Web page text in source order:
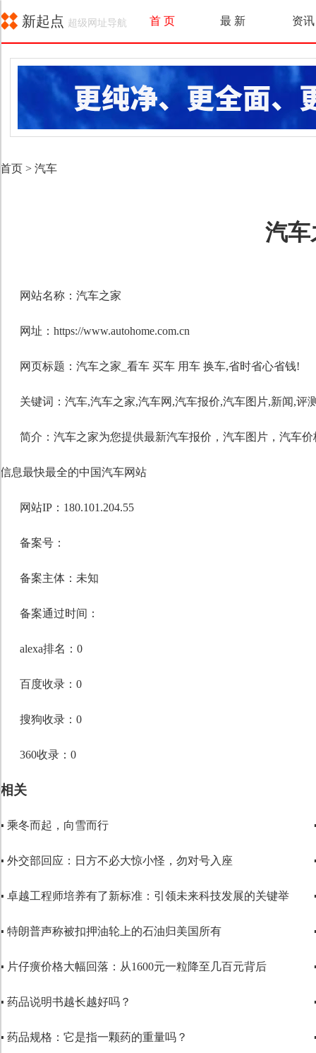
新起点 超级网址导航 首 页 最 新 资讯
首页 > 汽车
汽车
网站名称：汽车之家
网址：https://www.autohome.com.cn
网页标题：汽车之家_看车 买车 用车 换车,省时省心省钱!
关键词： 汽车,汽车之家,汽车网 ,汽车报价,汽车图片,新闻,评
简介：汽车之家为您提供最新汽车报价，汽车图片，汽车
信息最快最全的中国汽车网站
网站IP：180.101.204.55
备案号：
备案主体：未知
备案通过时间：
alexa排名：0
百度收录：0
搜狗收录：0
360收录：0
相关
▪ 乘冬而起，向雪而行
▪ 外交部回应：日方不必大惊小怪，勿对号入座
▪ 卓越工程师培养有了新标准：引领未来科技发展的关键举
▪ 特朗普声称被扣押油轮上的石油归美国所有
▪ 片仔癀价格大幅回落：从1600元一粒降至几百元背后
▪ 药品说明书越长越好吗？
▪ 药品规格：它是指一颗药的重量吗？
自定义标题
段落格式
字体